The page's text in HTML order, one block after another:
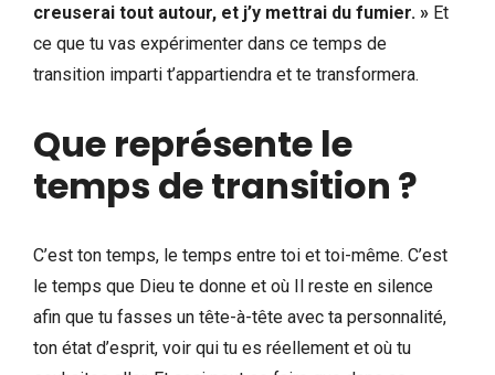
creuserai tout autour, et j’y mettrai du fumier. » Et
ce que tu vas expérimenter dans ce temps de
transition imparti t’appartiendra et te transformera.
Que représente le
temps de transition ?
C’est ton temps, le temps entre toi et toi-même. C’est
le temps que Dieu te donne et où Il reste en silence
afin que tu fasses un tête-à-tête avec ta personnalité,
ton état d’esprit, voir qui tu es réellement et où tu